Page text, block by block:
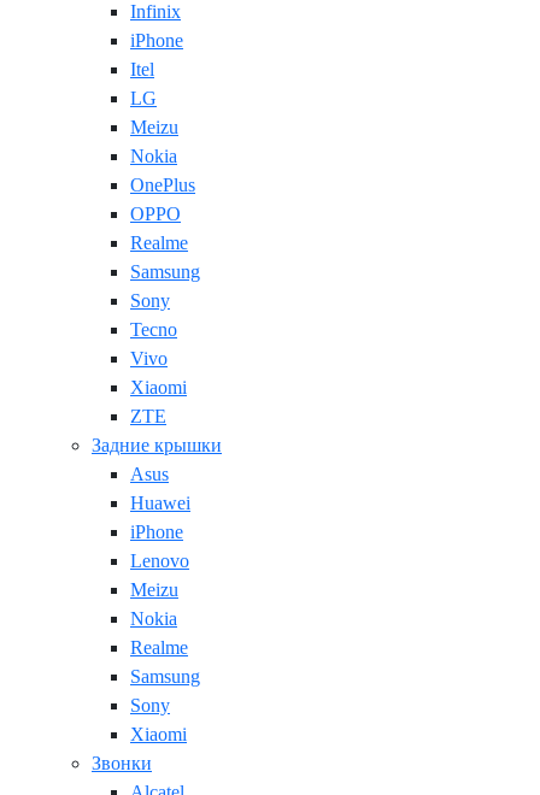
Infinix
iPhone
Itel
LG
Meizu
Nokia
OnePlus
OPPO
Realme
Samsung
Sony
Tecno
Vivo
Xiaomi
ZTE
Задние крышки
Asus
Huawei
iPhone
Lenovo
Meizu
Nokia
Realme
Samsung
Sony
Xiaomi
Звонки